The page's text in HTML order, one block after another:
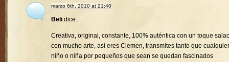
marzo 6th, 2010 at 21:40
Beli dice:
Creativa, original, constante, 100% auténtica con un toque
con mucho arte, así eres Clemen, transmites tanto que cualquier
niño o niña por pequeños que sean se quedan fascinados